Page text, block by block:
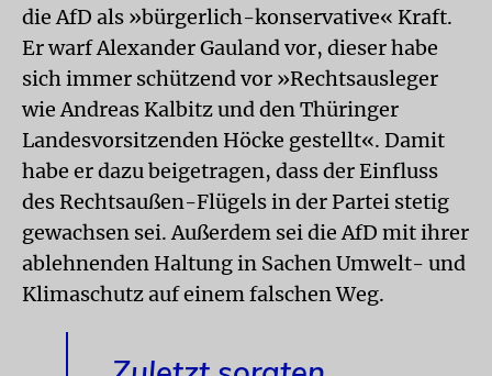
die AfD als »bürgerlich-konservative« Kraft.
Er warf Alexander Gauland vor, dieser habe
sich immer schützend vor »Rechtsausleger
wie Andreas Kalbitz und den Thüringer
Landesvorsitzenden Höcke gestellt«. Damit
habe er dazu beigetragen, dass der Einfluss
des Rechtsaußen-Flügels in der Partei stetig
gewachsen sei. Außerdem sei die AfD mit ihrer
ablehnenden Haltung in Sachen Umwelt- und
Klimaschutz auf einem falschen Weg.